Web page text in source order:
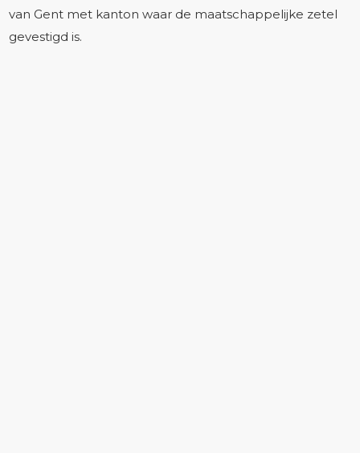
van Gent met kanton waar de maatschappelijke zetel
gevestigd is.